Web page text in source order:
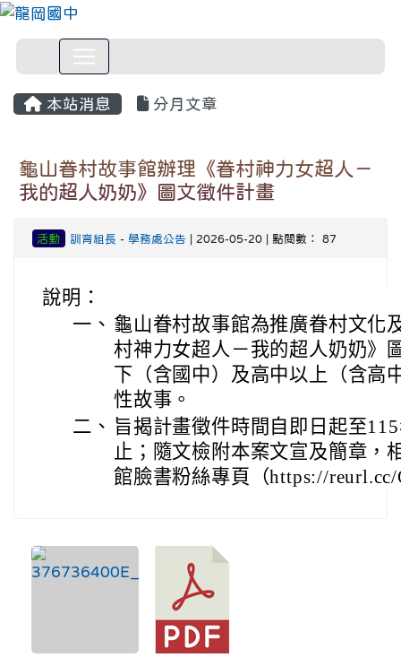
本站消息 分月文章
龜山眷村故事館辦理《眷村神力女超人－
我的超人奶奶》圖文徵件計畫
活動 訓育組長 - 學務處公告 | 2026-05-20 | 點閱數： 87
說明：
一、 龜山眷村故事館為推廣眷村文化
村神力女超人－我的超人奶奶》
下（含國中）及高中以上（含高
性故事。
二、 旨揭計畫徵件時間自即日起至
止；隨文檢附本案文宣及簡章，
館臉書粉絲專頁（https://